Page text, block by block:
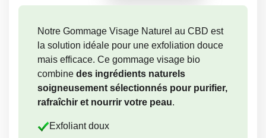
était :
€12.00.€4.80.
Gommage
naturel
au
CBD
Notre Gommage Visage Naturel au CBD est
la solution idéale pour une exfoliation douce
mais efficace. Ce gommage visage bio
combine des ingrédients naturels
soigneusement sélectionnés pour purifier,
rafraîchir et nourrir votre peau.
Exfoliant doux